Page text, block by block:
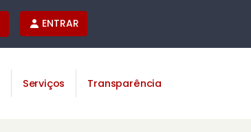
ENTRAR
Serviços Transparência